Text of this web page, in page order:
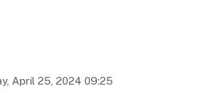
April 25, 2024 09:25